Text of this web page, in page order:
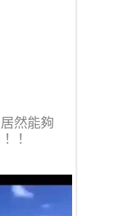
然能夠
！